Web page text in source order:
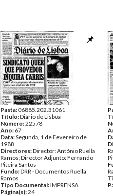
Pasta:06885.202.31061
Título:Diário de Lisboa
Número:22578
Ano: 67
Data:Segunda, 1 de Fevereiro de
1988
Directores:Director: António Ruella
Ramos; Director Adjunto: Fernando
Piteira Santos
Fundo:DRR - Documentos Ruella
Ramos
Tipo Documental:IMPRENSA
Página(s):24